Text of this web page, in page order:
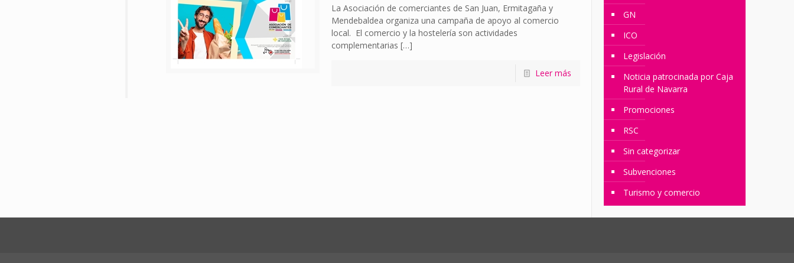
La Asociación de comerciantes de San Juan, Ermitagaña y
Mendebaldea organiza una campaña de apoyo al comercio
local. El comercio y la hostelería son actividades
complementarias […]
Leer más
GN
ICO
Legislación
Noticia patrocinada por Caja
Rural de Navarra
Promociones
RSC
Sin categorizar
Subvenciones
Turismo y comercio